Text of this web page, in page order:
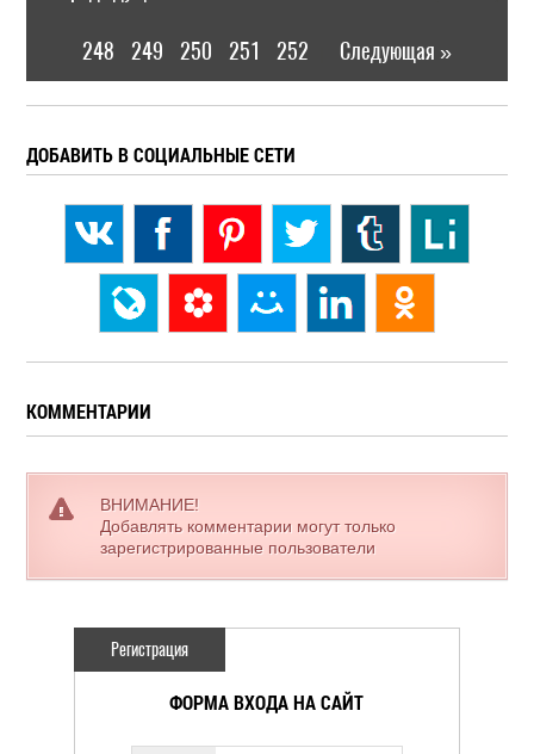
248 249 250 251 252 Следующая »
ДОБАВИТЬ В СОЦИАЛЬНЫЕ СЕТИ
КОММЕНТАРИИ
ВНИМАНИЕ!
Добавлять комментарии могут только
зарегистрированные пользователи
Регистрация
ФОРМА ВХОДА НА САЙТ